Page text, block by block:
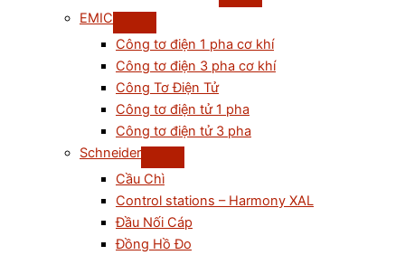
EMIC
Công tơ điện 1 pha cơ khí
Công tơ điện 3 pha cơ khí
Công Tơ Điện Tử
Công tơ điện tử 1 pha
Công tơ điện tử 3 pha
Schneider
Cầu Chì
Control stations – Harmony XAL
Đầu Nối Cáp
Đồng Hồ Đo